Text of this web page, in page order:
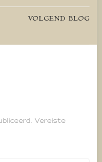
BerichtVOLGEND BLOG
Vereiste